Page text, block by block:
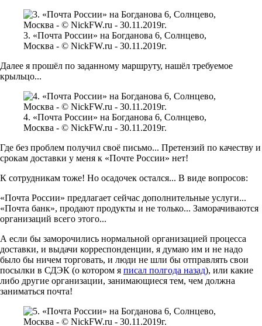
3. «Почта России» на Богданова 6, Солнцево,
Москва - © NickFW.ru - 30.11.2019г.
Далее я прошёл по заданному маршруту, нашёл требуемое
крыльцо...
4. «Почта России» на Богданова 6, Солнцево,
Москва - © NickFW.ru - 30.11.2019г.
Где без проблем получил своё письмо... Претензий по качеству и
срокам доставки у меня к «Почте России» нет!
К сотрудникам тоже! Но осадочек остался... В виде вопросов:
«Почта России» предлагает сейчас дополнительные услуги...
«Почта банк», продают продукты и не только... Заморачиваются
организаций всего этого...
А если бы заморочились нормальной организацией процесса
доставки, и выдачи корреспонденции, я думаю им и не надо
было бы ничем торговать, и люди не шли бы отправлять свои
посылки в СДЭК (о котором я писал полгода назад), или какие
либо другие организации, занимающиеся тем, чем должна
заниматься почта!